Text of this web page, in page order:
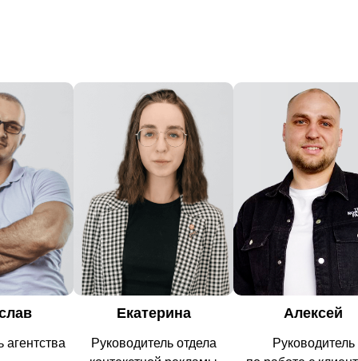
отдела
Алексей
Руководитель
Алина
Старший